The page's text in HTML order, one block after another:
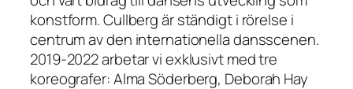
konstform. Cullberg är ständigt i rörelse i
centrum av den internationella dansscenen.
2019-2022 arbetar vi exklusivt med tre
koreografer: Alma Söderberg, Deborah Hay